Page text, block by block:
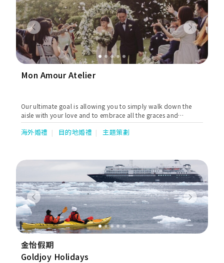
Previous Next
Mon Amour Atelier
Our ultimate goal is allowing you to simply walk down the
aisle with your love and to embrace all the graces and
blessings.
海外婚禮 目的地婚禮 主題策劃
Previous Next
金怡假期
Goldjoy Holidays